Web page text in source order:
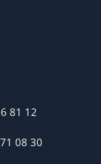
81 12
08 30